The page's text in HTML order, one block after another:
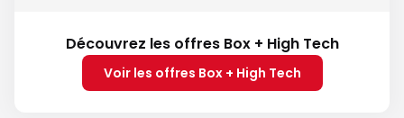
Découvrez les offres Box + High Tech
Voir les offres Box + High Tech